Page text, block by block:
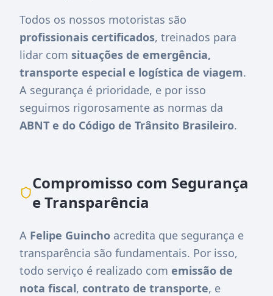
Todos os nossos motoristas são
profissionais certificados, treinados para
lidar com situações de emergência,
transporte especial e logística de viagem.
A segurança é prioridade, e por isso
seguimos rigorosamente as normas da
ABNT e do Código de Trânsito Brasileiro.
Compromisso com Segurança
e Transparência
A Felipe Guincho acredita que segurança e
transparência são fundamentais. Por isso,
todo serviço é realizado com emissão de
nota fiscal, contrato de transporte, e